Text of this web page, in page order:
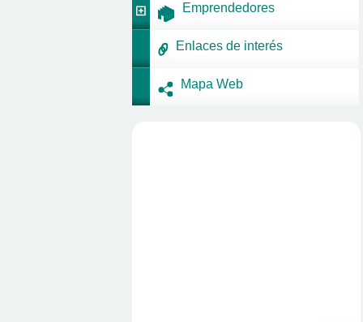
Emprendedores
Enlaces de interés
Mapa Web